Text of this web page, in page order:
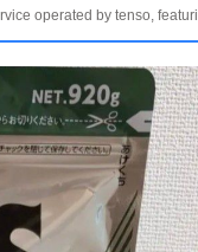
operated by tenso,